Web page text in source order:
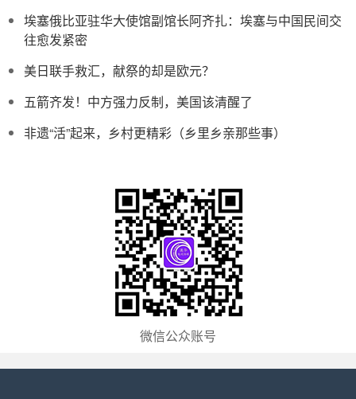
埃塞俄比亚驻华大使馆副馆长阿齐扎：埃塞与中国民间交
往愈发紧密
美日联手救汇，献祭的却是欧元？
五箭齐发！中方强力反制，美国该清醒了
非遗“活”起来，乡村更精彩（乡里乡亲那些事）
微信公众账号